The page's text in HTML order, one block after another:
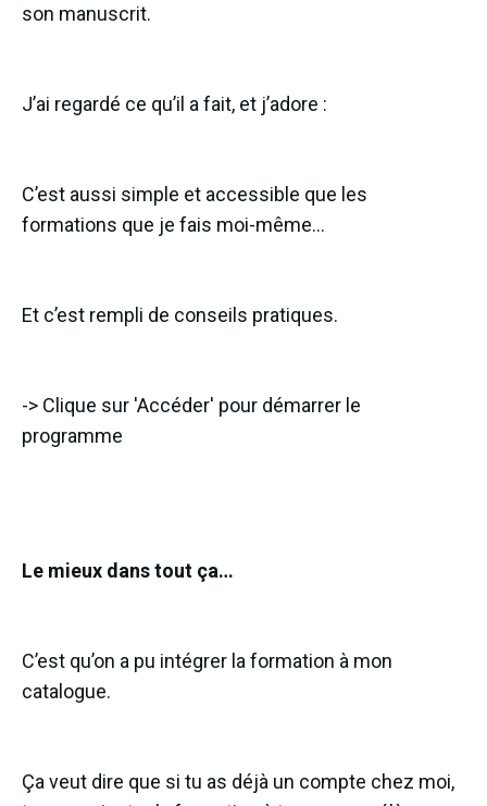
son manuscrit.
J’ai regardé ce qu’il a fait, et j’adore :
C’est aussi simple et accessible que les
formations que je fais moi-même…
Et c’est rempli de conseils pratiques.
-> Clique sur 'Accéder' pour démarrer le
programme
Le mieux dans tout ça…
C’est qu’on a pu intégrer la formation à mon
catalogue.
Ça veut dire que si tu as déjà un compte chez moi,